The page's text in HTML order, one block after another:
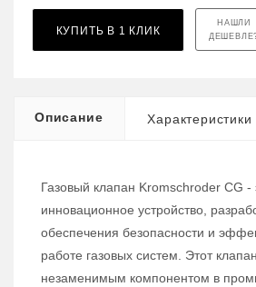
КУПИТЬ В 1 КЛИК
НАШЛИ
Описание Характеристики
Газовый клапан Kromschroder CG -
инновационное устройство,
обеспечения безопасности и
работе газовых систем. Этот
незаменимым компонентом в